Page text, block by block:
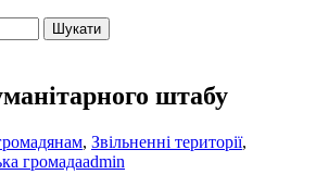
штабу
, Звільненні території,
громадаadmin